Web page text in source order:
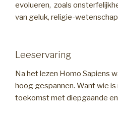
evolueren, zoals
van geluk, religie-
Leeservaring
Na het lezen Homo Sapiens
hoog gespannen. Want wie
toekomst met diepgaande